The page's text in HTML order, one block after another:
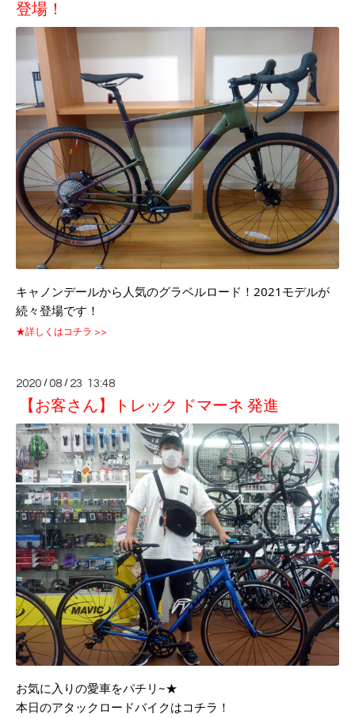
登場！
キャノンデールから人気のグラベルロード！2021モデルが
続々登場です！
★詳しくはコチラ >>
2020 /08 / 23 13:48
【お客さん】トレック ドマーネ 発進
お気に入りの愛車をパチリ~★
本日のアタックロードバイクはコチラ！